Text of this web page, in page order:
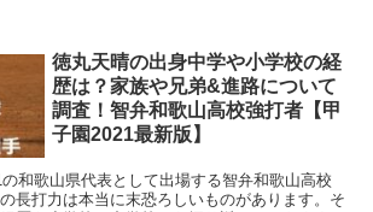
徳丸天晴の出身中学や小学校の経
歴は？家族や兄弟&進路について
調査！智弁和歌山高校強打者【甲
子園2021最新版】
和歌山県代表として出場する智弁和歌山高校
長打力は本当に末恐ろしいものがあります。そ